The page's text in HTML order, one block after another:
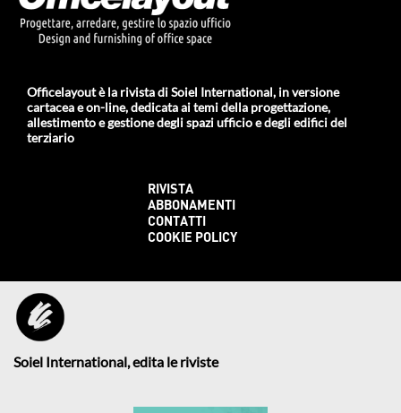
Officelayout è la rivista di Soiel International, in versione
cartacea e on-line, dedicata ai temi della progettazione,
allestimento e gestione degli spazi ufficio e degli edifici del
terziario
RIVISTA
ABBONAMENTI
CONTATTI
COOKIE POLICY
Soiel International, edita le riviste